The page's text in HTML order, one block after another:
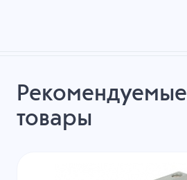
Рекомендуемые
товары